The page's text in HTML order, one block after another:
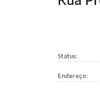
Status:
Endereço: